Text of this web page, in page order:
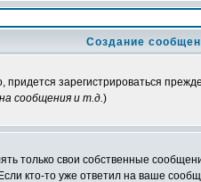
Создание
зарегистрироваться
сообщения и т.д.)
только свои собственные
кто-то уже ответил на ваше